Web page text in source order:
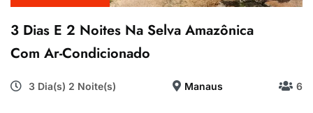
3 Dias E 2 Noites Na Selva Amazônica
Com Ar-Condicionado
3 Dia(s) 2 Noite(s) Manaus 6